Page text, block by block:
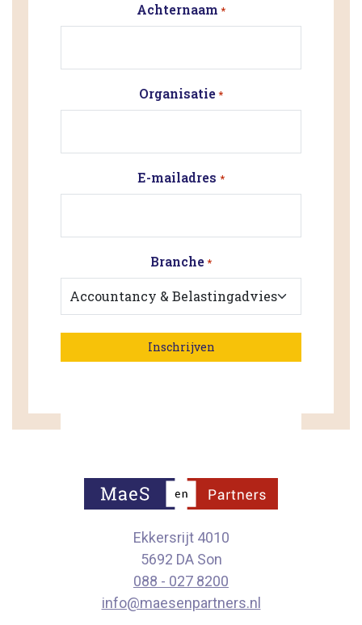
Achternaam *
Organisatie*
E-mailadres *
Branche*
Ekkersrijt 4010
5692 DA Son
088 - 027 8200
info@maesenpartners.nl